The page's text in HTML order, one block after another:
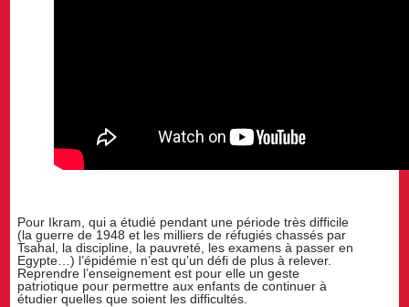
Pour Ikram, qui a étudié pendant une période très difficile
(la guerre de 1948 et les milliers de réfugiés chassés par
Tsahal, la discipline, la pauvreté, les examens à passer en
Egypte…) l’épidémie n’est qu’un défi de plus à relever.
Reprendre l’enseignement est pour elle un geste
patriotique pour permettre aux enfants de continuer à
étudier quelles que soient les difficultés.